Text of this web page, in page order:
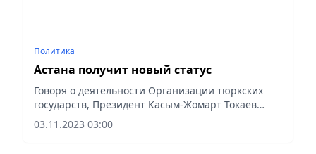
Политика
Астана получит новый статус
Говоря о деятельности Организации тюркских
государств, Президент Касым-Жомарт Токаев
акцентировал внимание еще на одном из
направлений.
03.11.2023 03:00